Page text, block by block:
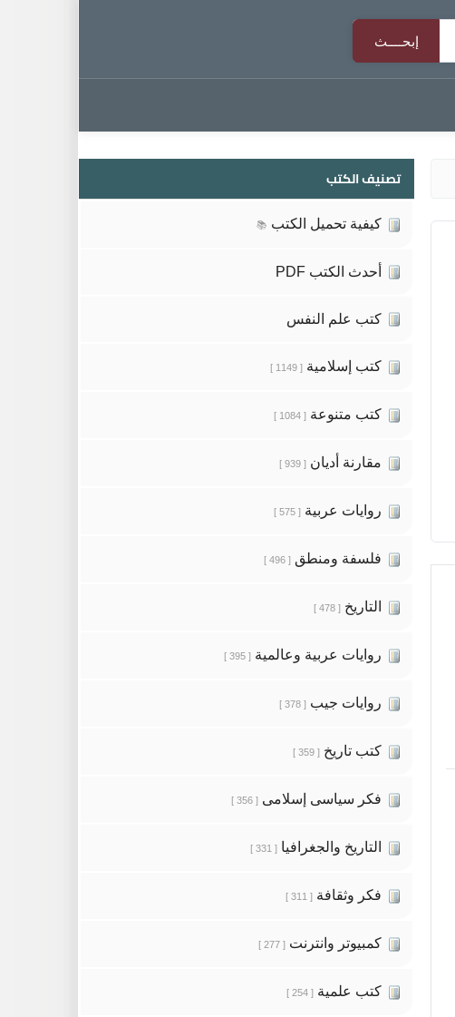
تصنيف الكتب
كيفية تحميل الكتب 📚
أحدث الكتب PDF
كتب علم النفس
كتب إسلامية [ 1149 ]
كتب متنوعة [ 1084 ]
مقارنة أديان [ 939 ]
روايات عربية [ 575 ]
فلسفة ومنطق [ 496 ]
التاريخ [ 478 ]
روايات عربية وعالمية [ 395 ]
روايات جيب [ 378 ]
كتب تاريخ [ 359 ]
فكر سياسى إسلامى [ 356 ]
التاريخ والجغرافيا [ 331 ]
فكر وثقافة [ 311 ]
كمبيوتر وانترنت [ 277 ]
كتب علمية [ 254 ]